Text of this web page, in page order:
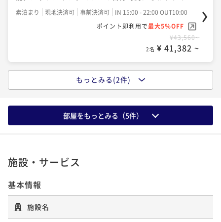
ポイント即利用で
2名 ¥ 41,382 ~
【観光プラン】加茂水族館チケット付。自然に包まれ
た温泉宿とクラゲの幻想世界で癒しの時間を（1泊2
食）
二食付き 現地決済可 事前決済可
IN 15:00 - 18:00 OUT10:00
ポイント即利用で最大5％OFF
¥ 42,218 ~
【ラウンジ「四季」チケット2,000円分付】夜の庭園を
¥45,100~
素泊まり 現地決済可 事前決済可
IN 15:00 - 22:00 OUT10:00
ポイント即利用で最大5％OFF
¥43,560~
2名 ¥ 41,382 ~
【朝食付】遅めの到着も安心。心ほぐれる温泉と朝の
現地決済可 事前決済可
IN 15:00 - 22:00 OUT10:00
ポイント即利用で最大5％OFF
【スタンダードプラン】四季を味わう会席と心和む温
泉で癒される安らぎのひととき（1泊2食）
二食付き 現地決済可
もっとみる(2件)
部屋をもっとみる（5件）
施設・サービス
基本情報
施設名